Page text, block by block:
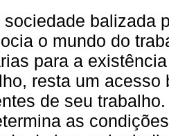
sociedade balizada
o mundo do
para a
resta um
de seu
as